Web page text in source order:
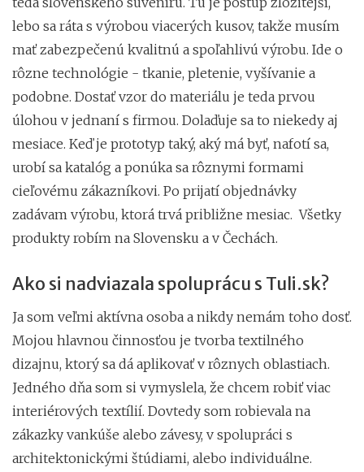
lebo sa ráta s výrobou viacerých kusov, takže musím
mať zabezpečenú kvalitnú a spoľahlivú výrobu. Ide o
rôzne technológie - tkanie, pletenie, vyšívanie a
podobne. Dostať vzor do materiálu je teda prvou
úlohou v jednaní s firmou. Dolaďuje sa to niekedy aj
mesiace. Keď je prototyp taký, aký má byť, nafotí sa,
urobí sa katalóg a ponúka sa rôznymi formami
cieľovému zákazníkovi. Po prijatí objednávky
zadávam výrobu, ktorá trvá približne mesiac. Všetky
produkty robím na Slovensku a v Čechách.
Ako si nadviazala spoluprácu s Tuli.sk?
Ja som veľmi aktívna osoba a nikdy nemám toho dosť.
Mojou hlavnou činnosťou je tvorba textilného
dizajnu, ktorý sa dá aplikovať v rôznych oblastiach.
Jedného dňa som si vymyslela, že chcem robiť viac
interiérových textílií. Dovtedy som robievala na
zákazky vankúše alebo závesy, v spolupráci s
architektonickými štúdiami, alebo individuálne.